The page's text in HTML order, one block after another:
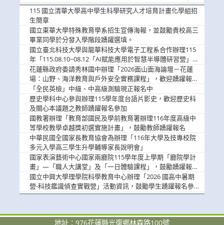
115 國立清華大學高中學生科學研究人才培育計畫化學組招
生簡章
國立東華大學特殊教育學系招生宣傳海報，並鼓勵貴校高三
畢業同學於分發入學階段踴躍選填。
國立臺北科技大學與龍華科技大學電子工程系合作辦理115
年「115.08.10~08.12「AI賦能應用於智慧半導體研習營」，
歡迎學生踴躍報名參加
花蓮縣政府委請秀林國中辦理「2026面山面海論壇－花蓮
場：山野、海洋教育與戶外安全實務課程」，歡迎踴躍報名
參加
「全民英檢」中級、中高級測驗現正報名中
歷史學科中心參與辦理115學年度台語片影史，歡迎歷史科
及關心本議題之教師踴躍報名參加
國教署辦理「教育部國民及學前教育署辦理116年度高級中
等學校教學卓越獎初選實施計畫」，鼓勵教師踴躍報名
中華民國全國家長教育協會為辦理「116年大學及技專校院
多元入學高三學生升學輔導家長說明會」
國家表演藝術中心國家兩廳院115學年度上學期「廳院學計
畫」—「職人大講堂」及「一日體驗課程」，鼓勵踴躍報名
參與。
國立中興大學理學院科學教育中心辦理「2026 國高中暑期
營-科技鑑識偵查實戰營」活動資訊，鼓勵學生踴躍報名參
加。
地址：976花蓮縣光復鄉林森路100號